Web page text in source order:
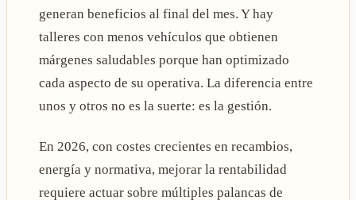
generan beneficios al final del mes. Y hay
talleres con menos vehículos que obtienen
márgenes saludables porque han optimizado
cada aspecto de su operativa. La diferencia entre
unos y otros no es la suerte: es la gestión.
En 2026, con costes crecientes en recambios,
energía y normativa, mejorar la rentabilidad
requiere actuar sobre múltiples palancas de